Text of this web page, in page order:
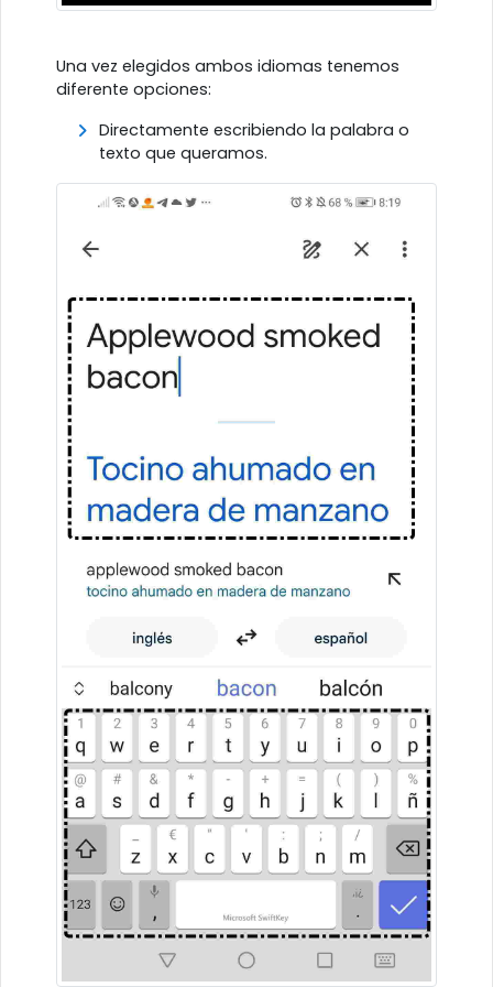
Una vez elegidos ambos idiomas tenemos
diferente opciones:
Directamente escribiendo la palabra o
texto que queramos.